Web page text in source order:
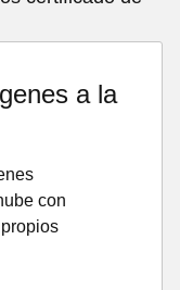
a la
con